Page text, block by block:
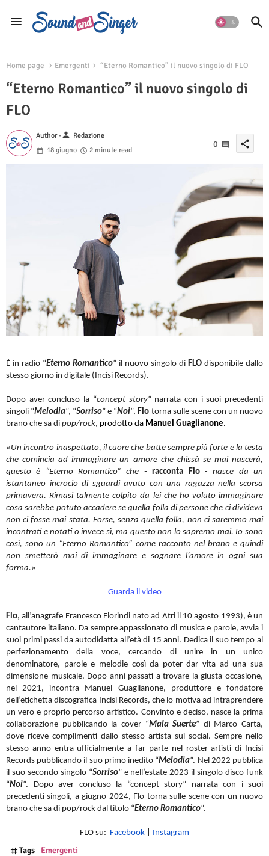
Home page Emergenti “Eterno Romantico” il nuovo singolo di FLO
“Eterno Romantico” il nuovo singolo di
FLO
Author -person Redazione
18 giugno
2 minute read
0 share
È in radio “Eterno Romantico” il nuovo singolo di FLO disponibile dallo
stesso giorno in digitale (Incisi Records).
Dopo aver concluso la “concept story” narrata con i suoi precedenti
singoli “Melodia”, “Sorriso” e “Noi”, Flo torna sulle scene con un nuovo
brano che sa di pop/rock, prodotto da Manuel Guaglianone.
«Un incontro inaspettato, il cuore che batte sempre più forte e la testa
che comincia ad immaginare un amore che chissà se mai nascerà,
questo è “Eterno Romantico” che -racconta Flo- nasce da un
istantaneo incrocio di sguardi avuto con una ragazza nella scorsa
primavera. Rimasi talmente colpito da lei che ho voluto immaginare
cosa sarebbe potuto accadere se quella folla di persone che ci divideva
non ci fosse mai stata. Forse, senza quella folla, non ci saremmo mai
incontrati e notati o invece sì, ma questo non lo sapremo mai. Io sono
così, sono un “Eterno Romantico” come racconto nel brano e quindi
non smetterò mai di immaginare e sognare l’amore in ogni sua
forma.»
Guarda il video
Flo, all’anagrafe Francesco Florindi nato ad Atri il 10 agosto 1993), è un
cantautore italiano. Da sempre appassionato di musica e parole, avvia i
suoi primi passi da autodidatta all’età di 15 anni. Dedica il suo tempo al
perfezionamento della voce, cercando di unire in un unico
denominatore, parole e melodie così da poter dar vita ad una sua
dimensione musicale. Dopo anni passati a trovare la giusta occasione,
nel 2021, incontra Manuel Guaglianone, produttore e fondatore
dell’etichetta discografica Incisi Records, che lo motiva ad intraprendere
un vero e proprio percorso artistico. Convinto e deciso, nasce la prima
collaborazione pubblicando la cover “Mala Suerte” di Marco Carta,
dove riceve complimenti dallo stesso artista sui social. Sempre nello
stesso anno entra ufficialmente a far parte nel roster artisti di Incisi
Records pubblicando il suo primo inedito “Melodia”. Nel 2022 pubblica
il suo secondo singolo “Sorriso” e nell’estate 2023 il singolo disco funk
“Noi”. Dopo aver concluso la “concept story” narrata con i suoi
precedenti singoli, a giugno 2024, Flo torna sulle scene con un nuovo
brano che sa di pop/rock dal titolo “Eterno Romantico”.
FLO su: Facebook Instagram
Tags Emergenti